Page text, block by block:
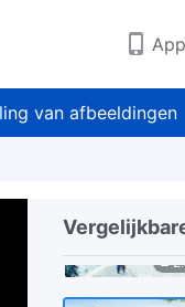
van afbeeldingen